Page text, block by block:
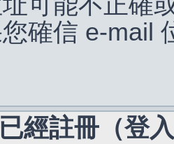
確信 e-mail
經註冊（登